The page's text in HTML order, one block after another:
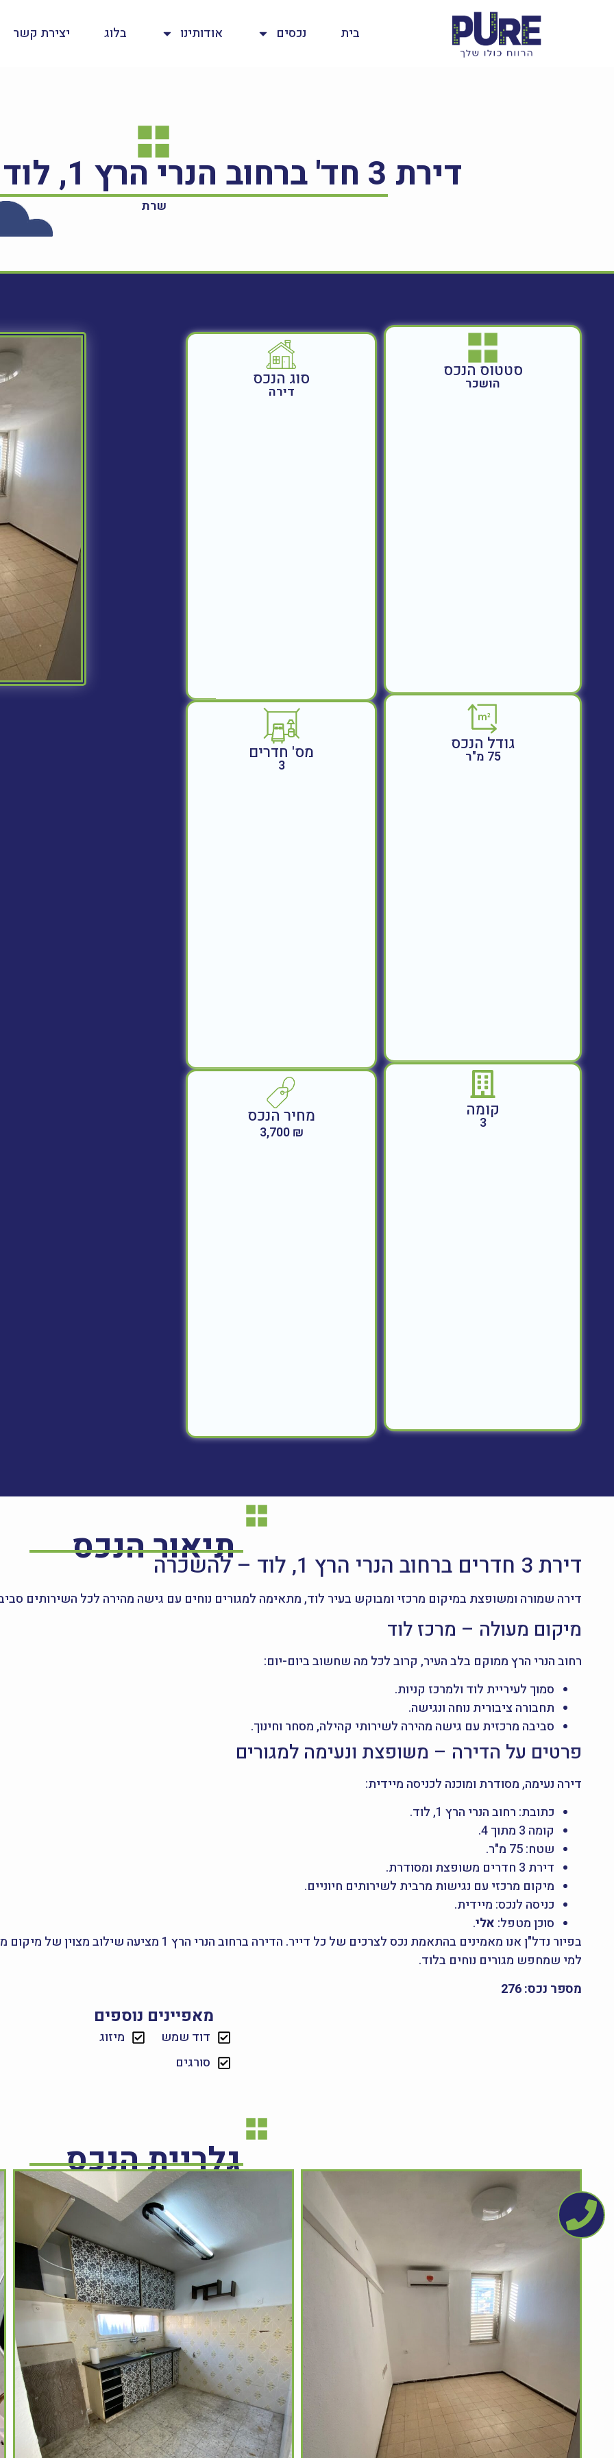
בית נכסים אודותינו בלוג יצירת קשר
דירת 3 חד' ברחוב הנרי הרץ 1, לוד – להשכרה
שרת
סטטוס הנכס
הושכר
גודל הנכס
75 מ"ר
קומה
3
סוג הנכס
דירה
מס' חדרים
3
מחיר הנכס
₪ 3,700
תיאור הנכס דירת 3 חדרים ברחוב הנרי הרץ 1, לוד – להשכרה
דירה שמורה ומשופצת במיקום מרכזי ומבוקש בעיר לוד, מתאימה למגורים נוחים עם גישה מהירה לכל השירותים
מיקום מעולה – מרכז לוד
רחוב הנרי הרץ ממוקם בלב העיר, קרוב לכל מה שחשוב ביום-יום:
סמוך לעיריית לוד ולמרכז קניות.
תחבורה ציבורית נוחה ונגישה.
סביבה מרכזית עם גישה מהירה לשירותי קהילה, מסחר וחינוך.
פרטים על הדירה – משופצת ונעימה למגורים
דירה נעימה, מסודרת ומוכנה לכניסה מיידית:
כתובת: רחוב הנרי הרץ 1, לוד.
קומה 3 מתוך 4.
שטח: 75 מ"ר.
דירת 3 חדרים משופצת ומסודרת.
מיקום מרכזי עם נגישות מרבית לשירותים חיוניים.
כניסה לנכס: מיידית.
סוכן מטפל: אלי.
בפיור נדל"ן אנו מאמינים בהתאמת נכס לצרכים של כל דייר.
למי שמחפש מגורים נוחים בלוד.
מספר נכס: 276
מאפיינים נוספים
דוד שמש
מיזוג
סורגים
גלריית הנכס